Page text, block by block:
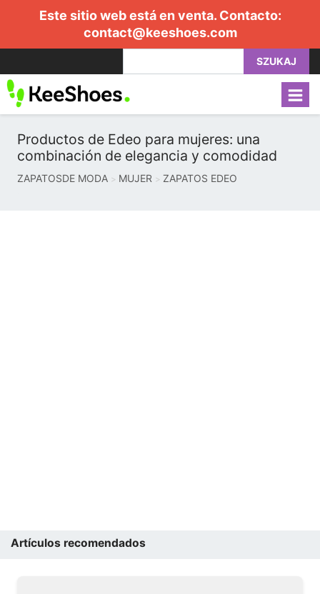
Este sitio web está en venta. Contacto:
contact@keeshoes.com
SZUKAJ
Productos de Edeo para mujeres: una
combinación de elegancia y comodidad
ZAPATOSDE MODA MUJER ZAPATOS EDEO
Artículos recomendados